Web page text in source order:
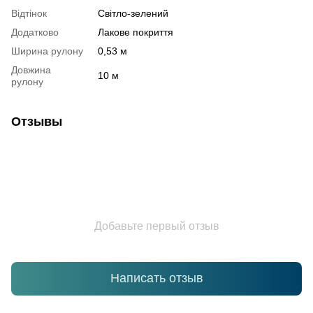
Відтінок
Світло-зелений
Додатково
Лакове покриття
Ширина рулону
0,53 м
Довжина
рулону
10 м
Отзывы
Добавьте первый отзыв
Написать отзыв